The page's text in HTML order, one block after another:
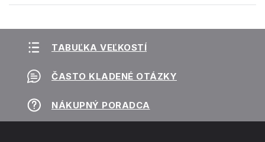
TABUĽKA VEĽKOSTÍ
ČASTO KLADENÉ OTÁZKY
NÁKUPNÝ PORADCA